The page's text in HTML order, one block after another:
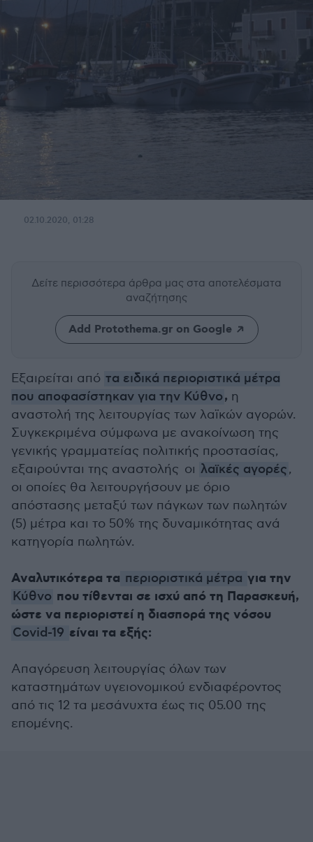
02.10.2020, 01:28
Δείτε περισσότερα άρθρα μας στα αποτελέσματα
αναζήτησης
Add Protothema.gr on Google
Εξαιρείται από τα ειδικά περιοριστικά μέτρα
που αποφασίστηκαν για την Κύθνο, η
αναστολή της λειτουργίας των λαϊκών αγορών.
Συγκεκριμένα σύμφωνα με ανακοίνωση της
γενικής γραμματείας πολιτικής προστασίας,
εξαιρούνται της αναστολής οι λαϊκές αγορές,
οι οποίες θα λειτουργήσουν με όριο
απόστασης μεταξύ των πάγκων των πωλητών
(5) μέτρα και το 50% της δυναμικότητας ανά
κατηγορία πωλητών.
Αναλυτικότερα τα περιοριστικά μέτρα για την
Κύθνο που τίθενται σε ισχύ από τη Παρασκευή,
ώστε να περιοριστεί η διασπορά της νόσου
Covid-19 είναι τα εξής:
Απαγόρευση λειτουργίας όλων των
καταστημάτων υγειονομικού ενδιαφέροντος
από τις 12 τα μεσάνυχτα έως τις 05.00 της
επομένης.